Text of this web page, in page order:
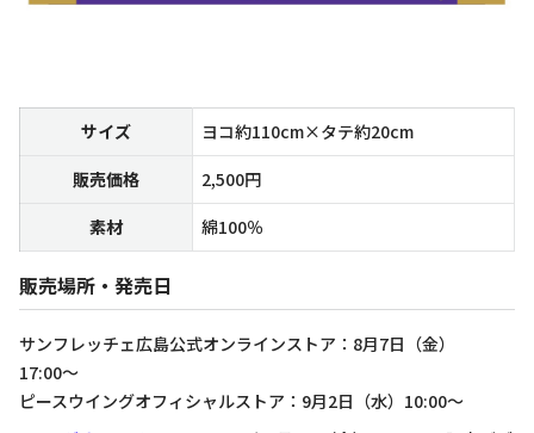
サイズ
ヨコ約110cm×タテ約20cm
販売価格
2,500円
素材
綿100％
販売場所・発売日
サンフレッチェ広島公式オンラインストア：8月7日（金）
17:00～
ピースウイングオフィシャルストア：9月2日（水）10:00～